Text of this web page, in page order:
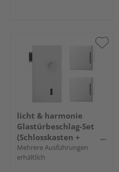
licht & harmonie
Glastürbeschlag-Set
(Schlosskasten +
Bänder) "Impuls 2.1"
Mehrere Ausführungen
erhältlich